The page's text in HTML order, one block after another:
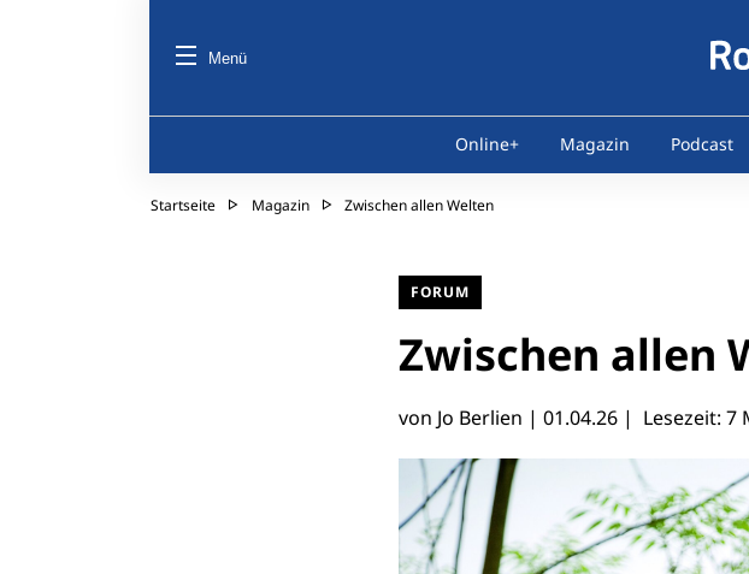
Menü
Online+ Magazin Podcast
Startseite Magazin Zwischen allen Welten
FORUM
Zwischen allen
von Jo Berlien | 01.04.26| Lesezeit: 7